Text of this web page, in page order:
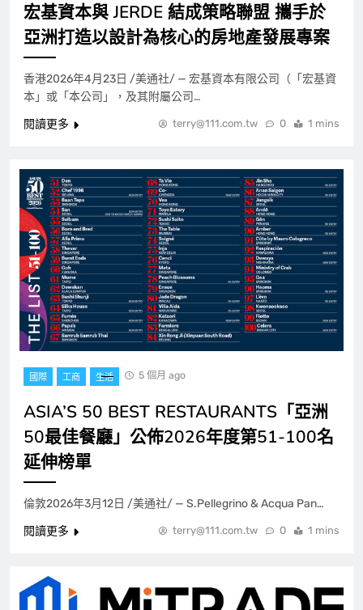
宏基資本與 JERDE 結成策略聯盟 攜手於
亞洲打造以設計為核心的房地產發展專案
香港2026年4月23日 /美通社/ — 宏基資本有限公司（「宏基資
本」或「本公司」，及其附屬公司…
閱讀更多
terry@111.com.tw 0 1 mins
國際 工商 生活 5 個月 ago
ASIA’S 50 BEST RESTAURANTS「亞洲
50最佳餐廳」公佈2026年度第51-100名
延伸榜單
倫敦2026年3月12日 /美通社/ — S.Pellegrino & Acqua Pan…
閱讀更多
terry@111.com.tw 0 1 mins